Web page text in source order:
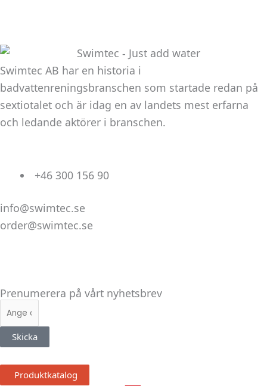
Swimtec AB har en historia i
badvattenreningsbranschen som startade redan på
sextiotalet och är idag en av landets mest erfarna
och ledande aktörer i branschen.
+46 300 156 90
info@swimtec.se
order@swimtec.se
Prenumerera på vårt nyhetsbrev
E-
post
Skicka
Produktkatalog